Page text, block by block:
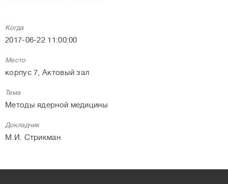
Когда
2017-06-22 11:00:00
Место
корпус 7, Актовый зал
Тема
Методы ядерной медицины
Докладчик
М.И. Стрикман